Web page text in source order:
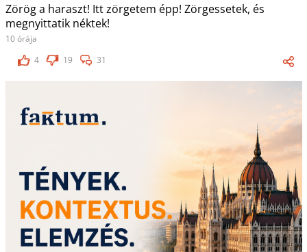
Zörög a haraszt! Itt zörgetem épp! Zörgessetek, és
megnyittatik néktek!
10 órája
4
19 31